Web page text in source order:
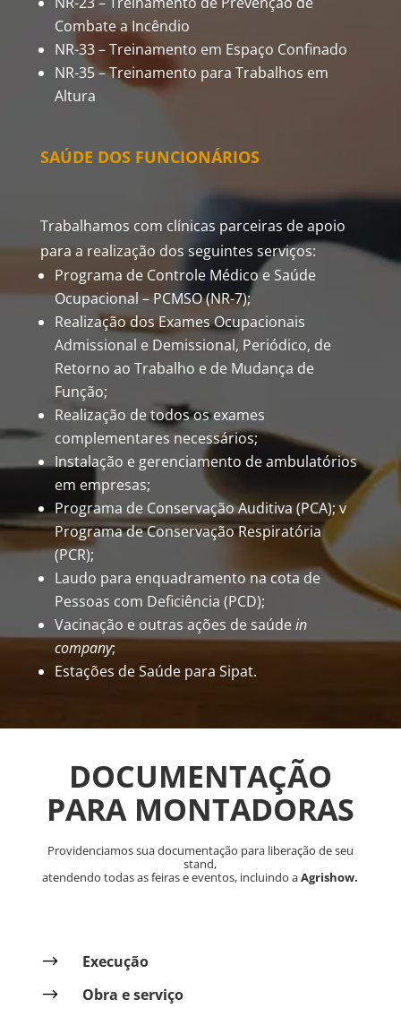
Combate a Incêndio
NR-33 – Treinamento em Espaço Confinado
NR-35 – Treinamento para Trabalhos em
Altura
SAÚDE DOS FUNCIONÁRIOS
Trabalhamos com clínicas parceiras de apoio
para a realização dos seguintes serviços:
Programa de Controle Médico e Saúde
Ocupacional – PCMSO (NR-7);
Realização dos Exames Ocupacionais
Admissional e Demissional, Periódico, de
Retorno ao Trabalho e de Mudança de
Função;
Realização de todos os exames
complementares necessários;
Instalação e gerenciamento de ambulatórios
em empresas;
Programa de Conservação Auditiva (PCA); v
Programa de Conservação Respiratória
(PCR);
Laudo para enquadramento na cota de
Pessoas com Deficiência (PCD);
Vacinação e outras ações de saúdein
company;
Estações de Saúde para Sipat.
DOCUMENTAÇÃO
PARA MONTADORAS
Providenciamos sua documentação para liberação de seu
stand,
atendendo todas as feiras e eventos, incluindo aAgrishow.
$
Execução
$
Obra e serviço